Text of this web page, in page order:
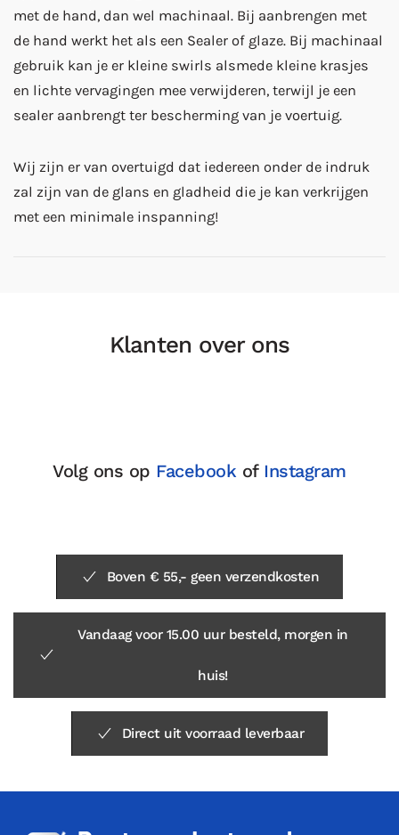
met de hand, dan wel machinaal. Bij aanbrengen met
de hand werkt het als een Sealer of glaze. Bij machinaal
gebruik kan je er kleine swirls alsmede kleine krasjes
en lichte vervagingen mee verwijderen, terwijl je een
sealer aanbrengt ter bescherming van je voertuig.
Wij zijn er van overtuigd dat iedereen onder de indruk
zal zijn van de glans en gladheid die je kan verkrijgen
met een minimale inspanning!
Klanten over ons
Volg ons op Facebook of Instagram
Boven € 55,- geen verzendkosten
Vandaag voor 15.00 uur besteld, morgen in
huis!
Direct uit voorraad leverbaar